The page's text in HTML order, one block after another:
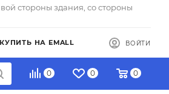
стороны здания, со стороны
КУПИТЬ НА EMALL ВОЙТИ
0 0 0